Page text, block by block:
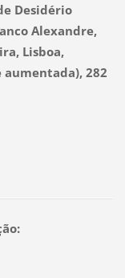
Desidério
Alexandre,
Lisboa,
aumentada), 282